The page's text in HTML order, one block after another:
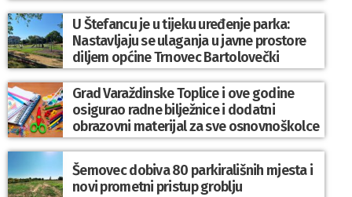
U Štefancu je u tijeku uređenje parka:
Nastavljaju se ulaganja u javne prostore
diljem općine Trnovec Bartolovečki
Grad Varaždinske Toplice i ove godine
osigurao radne bilježnice i dodatni
obrazovni materijal za sve osnovnoškolce
Šemovec dobiva 80 parkirališnih mjesta i
novi prometni pristup groblju